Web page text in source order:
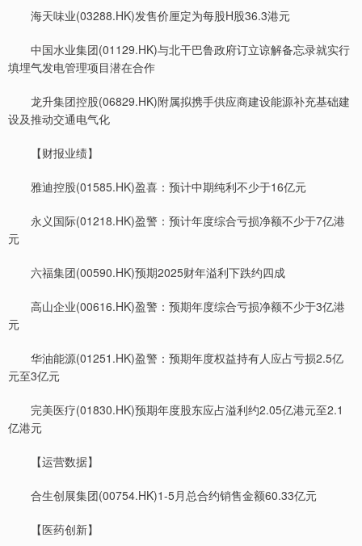
海天味业(03288.HK)发售价厘定为每股H股36.3港元
中国水业集团(01129.HK)与北干巴鲁政府订立谅解备忘录就实行
填埋气发电管理项目潜在合作
龙升集团控股(06829.HK)附属拟携手供应商建设能源补充基础建
设及推动交通电气化
【财报业绩】
雅迪控股(01585.HK)盈喜：预计中期纯利不少于16亿元
永义国际(01218.HK)盈警：预计年度综合亏损净额不少于7亿港
元
六福集团(00590.HK)预期2025财年溢利下跌约四成
高山企业(00616.HK)盈警：预期年度综合亏损净额不少于3亿港
元
华油能源(01251.HK)盈警：预期年度权益持有人应占亏损2.5亿
元至3亿元
完美医疗(01830.HK)预期年度股东应占溢利约2.05亿港元至2.1
亿港元
【运营数据】
合生创展集团(00754.HK)1-5月总合约销售金额60.33亿元
【医药创新】